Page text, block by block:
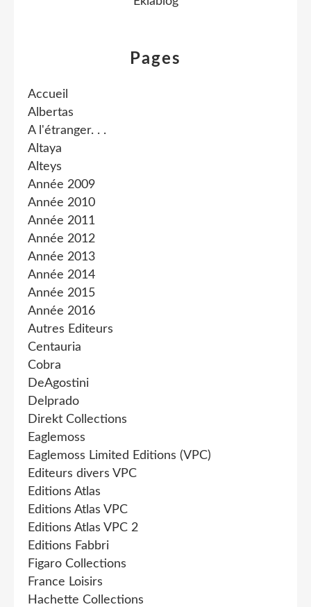
Pages
Accueil
Albertas
A l'étranger. . .
Altaya
Alteys
Année 2009
Année 2010
Année 2011
Année 2012
Année 2013
Année 2014
Année 2015
Année 2016
Autres Editeurs
Centauria
Cobra
DeAgostini
Delprado
Direkt Collections
Eaglemoss
Eaglemoss Limited Editions (VPC)
Editeurs divers VPC
Editions Atlas
Editions Atlas VPC
Editions Atlas VPC 2
Editions Fabbri
Figaro Collections
France Loisirs
Hachette Collections